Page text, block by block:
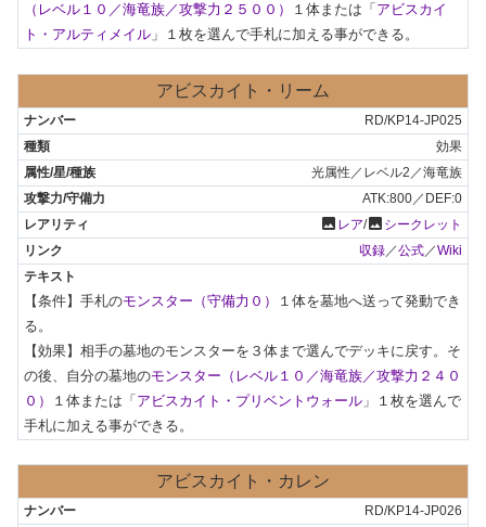
（レベル１０／海竜族／攻撃力２５００）
１体または「 アビスカイ
ト・アルティメイル 」１枚を選んで手札に加える事ができる。
アビスカイト・リーム
RD/KP14-JP025
効果
光属性／レベル2／海竜族
ATK:800／DEF:0
photo レア/photo シークレット
収録 ／公式 ／Wiki
【条件】手札のモンスター（守備力０）
１体を墓地へ送って発動でき
る。
【効果】相手の墓地のモンスターを３体まで選んでデッキに戻す。そ
の後、自分の墓地のモンスター（レベル１０／海竜族／攻撃力２４０
０）
１体または「アビスカイト・プリベントウォール 」１枚を選んで
手札に加える事ができる。
アビスカイト・カレン
RD/KP14-JP026